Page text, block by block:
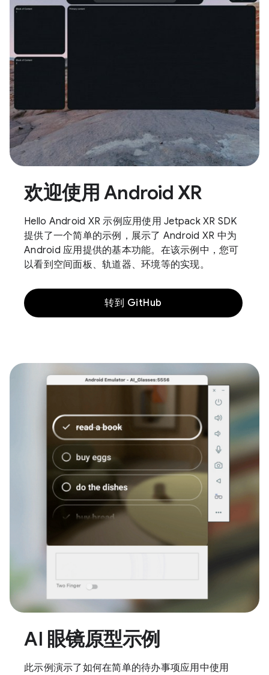
欢迎使用 Android XR
Hello Android XR 示例应用使用 Jetpack XR SDK
提供了一个简单的示例，展示了 Android XR 中为
Android 应用提供的基本功能。在该示例中，您可
以看到空间面板、轨道器、环境等的实现。
转到 GitHub
AI 眼镜原型示例
此示例演示了如何在简单的待办事项应用中使用